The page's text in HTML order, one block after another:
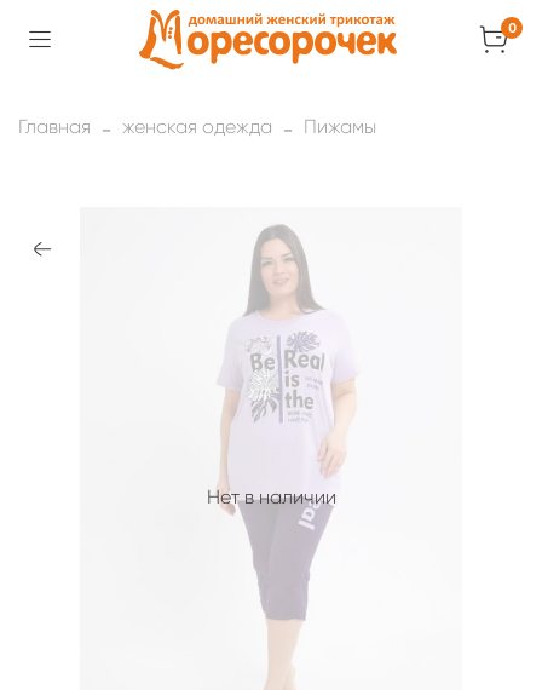
0
Главная женская одежда Пижамы
Нет в наличии